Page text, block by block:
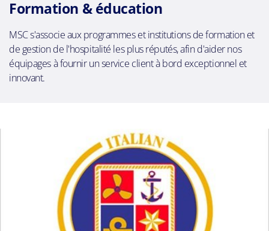
Formation & éducation
MSC s'associe aux programmes et institutions de formation et
de gestion de l'hospitalité les plus réputés, afin d'aider nos
équipages à fournir un service client à bord exceptionnel et
innovant.